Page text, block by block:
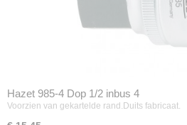
Hazet 985-4 Dop 1/2 inbus 4
Voorzien van gekartelde rand.Duits fabricaat.